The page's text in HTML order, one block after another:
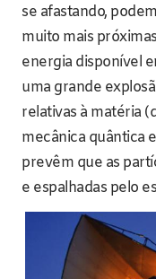
se afastando,
muito mais
energia disponível
uma grande
relativas à matéria
mecânica quântica
prevêm que as
e espalhadas pelo